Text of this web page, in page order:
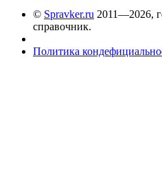
© Spravker.ru 2011—2026,
справочник.
Политика